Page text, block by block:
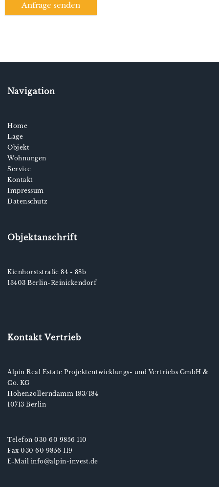
Anfrage senden
Navigation
Home
Lage
Objekt
Wohnungen
Service
Kontakt
Impressum
Datenschutz
Objektanschrift
Kienhorststraße 84 - 88b
13403 Berlin-Reinickendorf
Kontakt Vertrieb
Alpin Real Estate Projektentwicklungs- und Vertriebs GmbH &
Co. KG
Hohenzollerndamm 183/184
10713 Berlin
Telefon 030 60 9856 110
Fax 030 60 9856 119
E‑Mail info@alpin-invest.de